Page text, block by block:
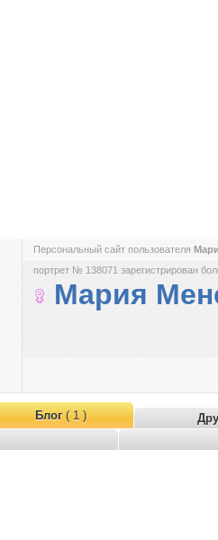
Персональный сайт пользователя
портрет № 138071 зарегистрирован
Мария
Блог( 1 )